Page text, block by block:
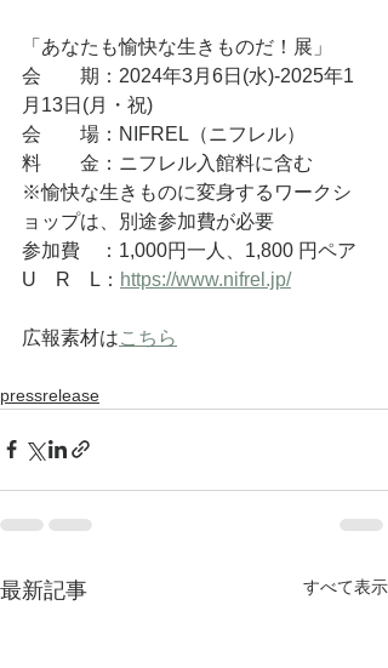
「あなたも愉快な生きものだ！展」
会　　期：2024年3月6日(水)-2025年1
月13日(月・祝)
会　　場：NIFREL（ニフレル）
料　　金：ニフレル入館料に含む
※愉快な生きものに変身するワークシ
ョップは、別途参加費が必要
参加費　：1,000円一人、1,800 円ペア
U　R　L： https://www.nifrel.jp/
広報素材はこちら
pressrelease
最新記事 すべて表示